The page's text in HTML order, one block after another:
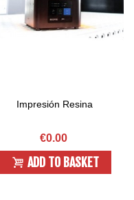
Impresión Resina
€0.00
ADD TO BASKET